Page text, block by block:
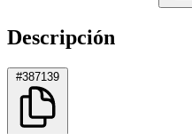
Descripción
#387139